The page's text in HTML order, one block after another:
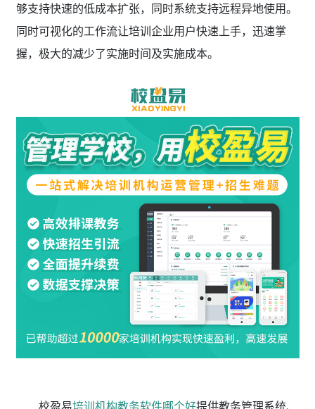
够支持快速的低成本扩张，同时系统支持远程异地使用。
同时可视化的工作流让培训企业用户快速上手，迅速掌
握，极大的减少了实施时间及实施成本。